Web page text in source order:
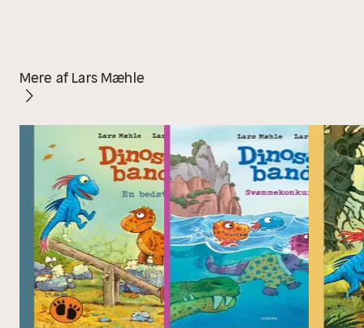
Mere af Lars Mæhle